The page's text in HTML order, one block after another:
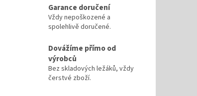
Garance doručení
Vždy nepoškozené a
spolehlivě doručené.
Dovážíme přímo od
výrobců
Bez skladových ležáků, vždy
čerstvé zboží.